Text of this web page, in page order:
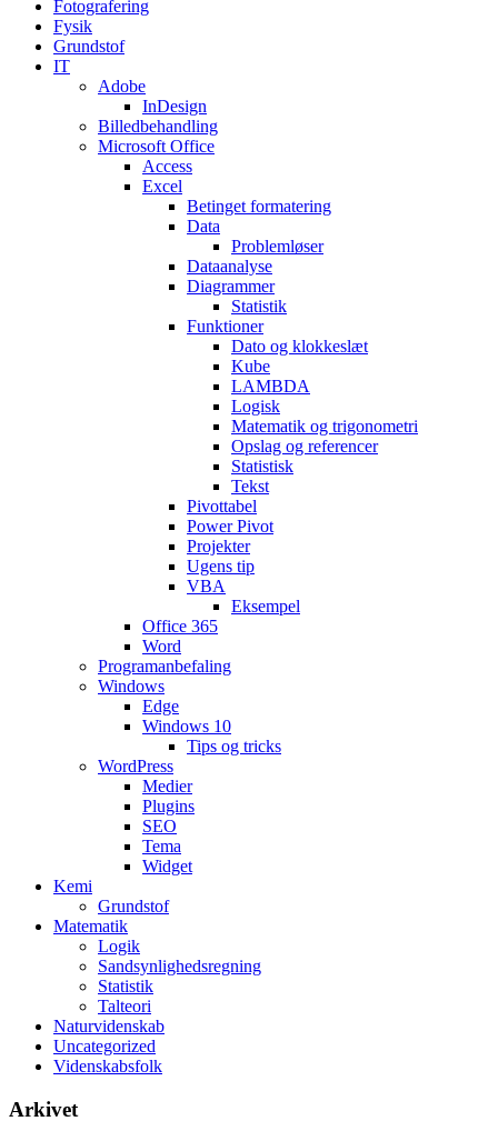
Fotografering
Fysik
Grundstof
IT
Adobe
InDesign
Billedbehandling
Microsoft Office
Access
Excel
Betinget formatering
Data
Problemløser
Dataanalyse
Diagrammer
Statistik
Funktioner
Dato og klokkeslæt
Kube
LAMBDA
Logisk
Matematik og trigonometri
Opslag og referencer
Statistisk
Tekst
Pivottabel
Power Pivot
Projekter
Ugens tip
VBA
Eksempel
Office 365
Word
Programanbefaling
Windows
Edge
Windows 10
Tips og tricks
WordPress
Medier
Plugins
SEO
Tema
Widget
Kemi
Grundstof
Matematik
Logik
Sandsynlighedsregning
Statistik
Talteori
Naturvidenskab
Uncategorized
Videnskabsfolk
Arkivet